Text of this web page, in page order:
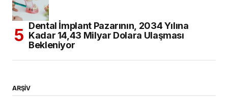
Dental İmplant Pazarının, 2034 Yılına
Kadar 14,43 Milyar Dolara Ulaşması
Bekleniyor
ARŞİV